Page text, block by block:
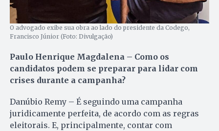
O advogado exibe sua obra ao lado do presidente da Codego,
Francisco Júnior (Foto: Divulgação)
Paulo Henrique Magdalena – Como os
candidatos podem se preparar para lidar com
crises durante a campanha?
Danúbio Remy – É seguindo uma campanha
juridicamente perfeita, de acordo com as regras
eleitorais. E, principalmente, contar com